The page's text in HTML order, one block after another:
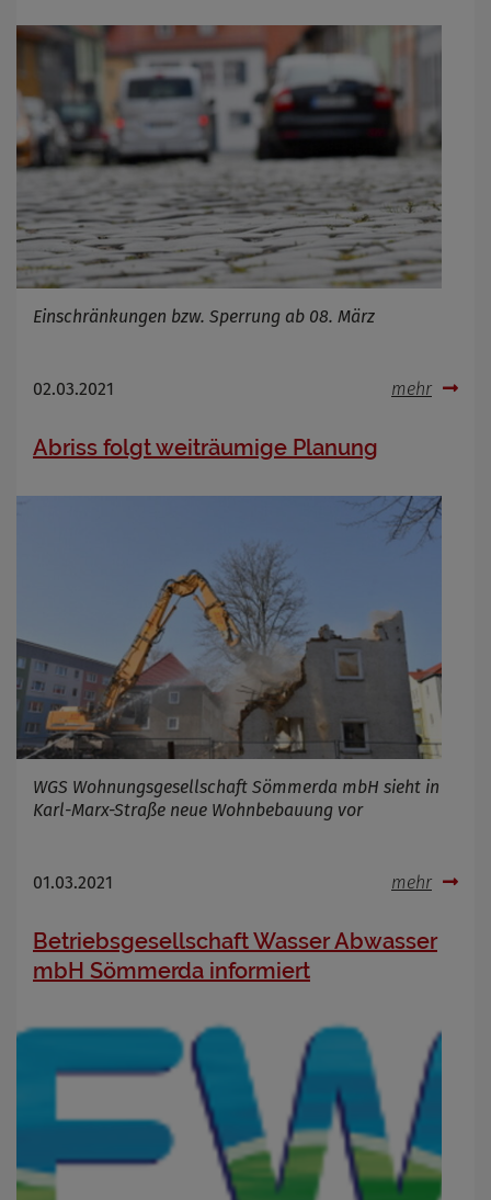
Einschränkungen bzw. Sperrung ab 08. März
02.03.2021 mehr
Abriss folgt weiträumige Planung
WGS Wohnungsgesellschaft Sömmerda mbH sieht in
Karl-Marx-Straße neue Wohnbebauung vor
01.03.2021 mehr
Betriebsgesellschaft Wasser Abwasser
mbH Sömmerda informiert